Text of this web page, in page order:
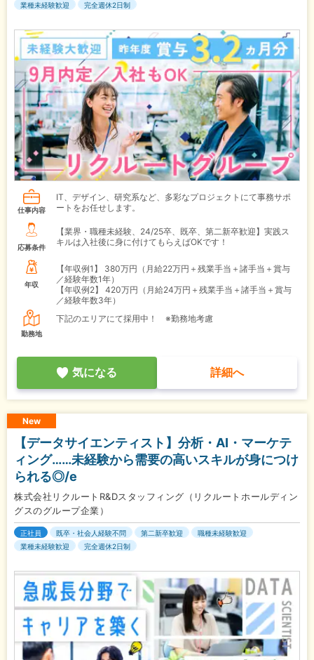
業種未経験歓迎
完全週休2日制
仕事内容
IT、デザイン、研究系など、多彩なプロジェクトにて事務サポ
ートをお任せします。
応募条件
【業界・職種未経験、24/25卒、既卒、第二新卒歓迎】実践ス
キルは入社後に身に付けてもらえばOKです！
年収
【年収例1】
380万円（月給22万円＋残業手当＋諸手当＋賞与
／経験年数1年）
【年収例2】
420万円（月給24万円＋残業手当＋諸手当＋賞与
／経験年数3年）
勤務地
下記のエリアにて採用中！ ※勤務地考慮
気になる 詳細へ
New
【データサイエンティスト】分析・AI・マーケテ
ィング……未経験から需要の高いスキルが身につけ
られる◎/e
株式会社リクルートR&Dスタッフィング（リクルートホールディン
グスのグループ企業）
正社員 既卒・社会人経験不問 第二新卒歓迎
職種未経験歓迎
業種未経験歓迎
完全週休2日制